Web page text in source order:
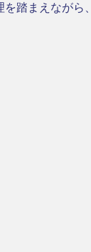
踏まえながら